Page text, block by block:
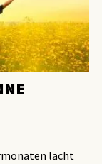
lacht